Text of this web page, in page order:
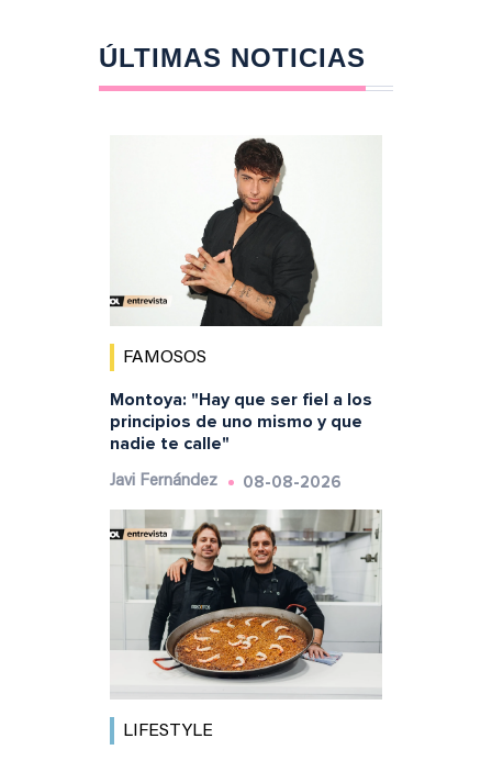
ÚLTIMAS NOTICIAS
FAMOSOS
Montoya: "Hay que ser fiel a los
principios de uno mismo y que
nadie te calle"
Javi Fernández 08-08-2026
LIFESTYLE